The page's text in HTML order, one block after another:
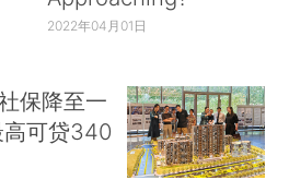
2022年04月01日
保降至一
可贷340